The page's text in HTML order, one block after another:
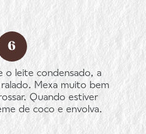
o leite condensado, a
Mexa muito bem
Quando estiver
de coco e envolva.